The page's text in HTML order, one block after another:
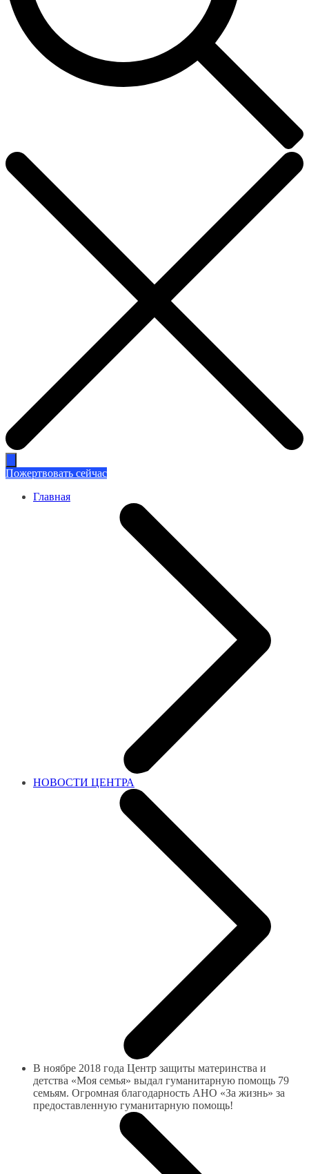
Пожертвовать сейчас
Главная
НОВОСТИ ЦЕНТРА
В ноябре 2018 года Центр защиты материнства и
детства «Моя семья» выдал гуманитарную помощь 79
семьям. Огромная благодарность АНО «За жизнь» за
предоставленную гуманитарную помощь!